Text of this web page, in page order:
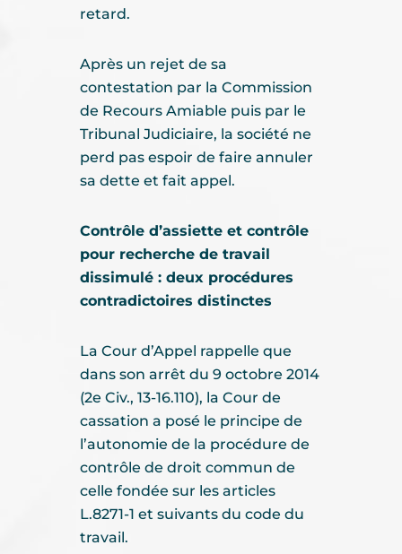
retard.
Après un rejet de sa
contestation par la Commission
de Recours Amiable puis par le
Tribunal Judiciaire, la société ne
perd pas espoir de faire annuler
sa dette et fait appel.
Contrôle d’assiette et contrôle
pour recherche de travail
dissimulé : deux procédures
contradictoires distinctes
La Cour d’Appel rappelle que
dans son arrêt du 9 octobre 2014
(2e Civ., 13-16.110), la Cour de
cassation a posé le principe de
l’autonomie de la procédure de
contrôle de droit commun de
celle fondée sur les articles
L.8271-1 et suivants du code du
travail.